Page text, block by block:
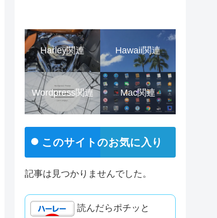
Harley関連 Hawaii関連
Wordpress関連 Mac関連
このサイトのお気に入り
記事は見つかりませんでした。
読んだらポチッと